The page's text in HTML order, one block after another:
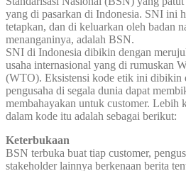
yang di pasarkan di Indonesia. SNI ini
tetapkan, dan di keluarkan oleh badan
menanganinya, adalah BSN.
SNI di Indonesia dibikin dengan
usaha internasional yang di rumuskan
(WTO). Eksistensi kode etik ini dibikin
pengusaha di segala dunia dapat
membahayakan untuk customer.
dalam kode itu adalah sebagai berikut:
Keterbukaan
BSN terbuka buat tiap customer,
stakeholder lainnya berkenaan berita